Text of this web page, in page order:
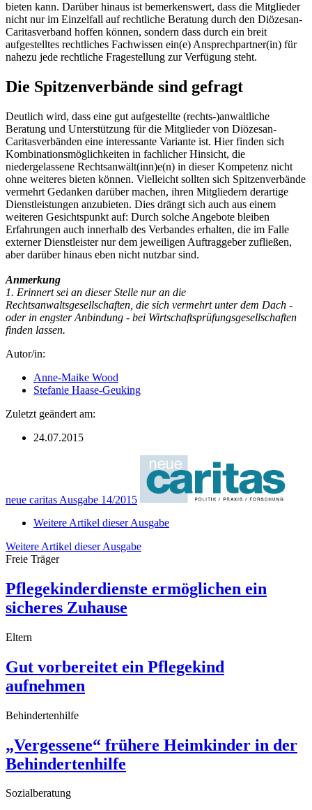
bieten kann. Darüber hinaus ist bemerkenswert, dass die Mitglieder
nicht nur im Einzelfall auf rechtliche Beratung durch den Diözesan-
Caritasverband hoffen können, sondern dass durch ein breit
aufgestelltes rechtliches Fachwissen ein(e) Ansprechpart­ner(in) für
nahezu jede rechtliche Fragestellung zur Verfügung steht.
Die Spitzenverbände sind gefragt
Deutlich wird, dass eine gut aufgestellte (rechts-)anwaltliche
Beratung und Unterstützung für die Mitglieder von Diö­zesan-
Caritasverbänden eine interessante Variante ist. Hier finden sich
Kombi­nationsmöglichkeiten in fachlicher Hinsicht, die
niedergelassene Rechtsanwäl­t(in­n)e(n) in dieser Kompetenz nicht
ohne weiteres bieten können. Vielleicht sollten sich Spitzenverbände
vermehrt Gedanken darüber machen, ihren Mitgliedern derartige
Dienstleistungen anzubieten. Dies drängt sich auch aus einem
weiteren Gesichtspunkt auf: Durch solche Angebote bleiben
Erfahrungen auch innerhalb des Verbandes erhalten, die im Falle
externer Dienstleister nur dem jeweiligen Auftraggeber zufließen,
aber darüber hinaus eben nicht nutzbar sind.
Anmerkung
1. Erinnert sei an dieser Stelle nur an die
Rechtsanwaltsgesellschaften, die sich vermehrt unter dem Dach -
oder in engster Anbindung - bei Wirtschaftsprüfungsgesellschaften
finden lassen.
Autor/in:
Anne-Maike Wood
Stefanie Haase-Geuking
Zuletzt geändert am:
24.07.2015
neue caritas Ausgabe 14/2015
Weitere Artikel dieser Ausgabe
Weitere Artikel dieser Ausgabe
Freie Träger
Pflegekinderdienste ermöglichen ein
sicheres Zuhause
Eltern
Gut vorbereitet ein Pflegekind
aufnehmen
Behindertenhilfe
„Vergessene“ frühere Heimkinder in der
Behindertenhilfe
Sozialberatung